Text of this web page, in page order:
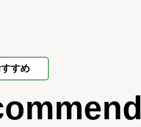
すめ